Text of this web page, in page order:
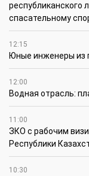
республиканского
спасательному
12:15
Юные инженеры из
12:00
Водная отрасль:
11:00
ЗКО с рабочим
Республики
10:30